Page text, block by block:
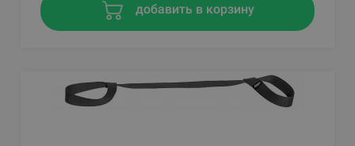
добавить в корзину